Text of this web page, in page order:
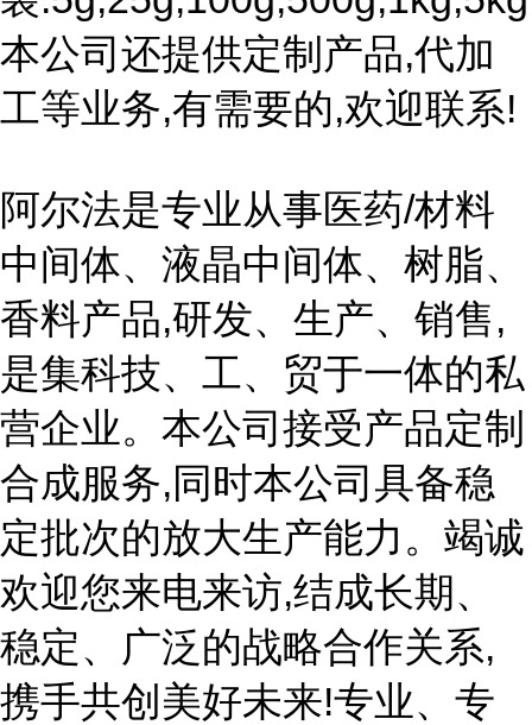
本公司还提供定制产品,代加
工等业务,有需要的,欢迎联系!
阿尔法是专业从事医药/材料
中间体、液晶中间体、树脂、
香料产品,研发、生产、销售,
是集科技、工、贸于一体的私
营企业。本公司接受产品定制
合成服务,同时本公司具备稳
定批次的放大生产能力。竭诚
欢迎您来电来访,结成长期、
稳定、广泛的战略合作关系,
携手共创美好未来!专业、专